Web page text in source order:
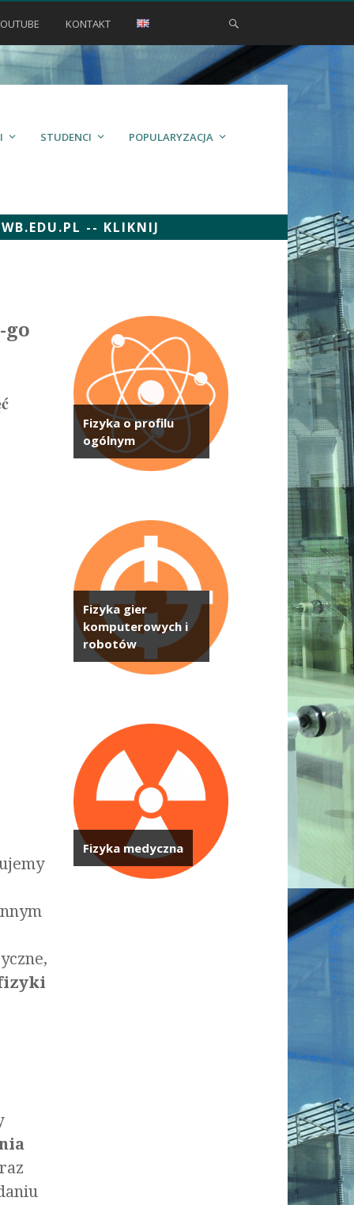
KONTAKT
STUDENCI POPULARYZACJA
-- KLIKNIJ
go
Fizyka o profilu
ogólnym
Fizyka gier
komputerowych i
robotów
Fizyka medyczna